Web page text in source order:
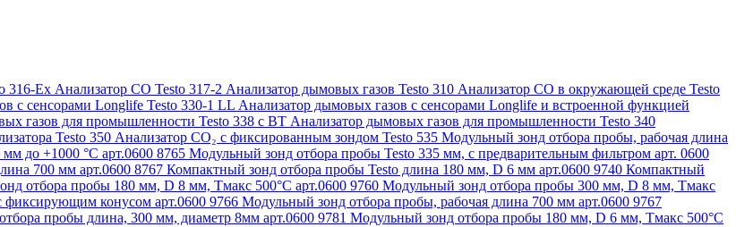
316-Ex Анализатор CO Testo 317-2 Анализатор дымовых газов Testo 310 Анализатор CO в окружающей среде Testo
с сенсорами Longlife Testo 330-1 LL Анализатор дымовых газов с сенсорами Longlife и встроенной функцией
газов для промышленности Testo 338 с BT Анализатор дымовых газов для промышленности Testo 340
Testo 350 Анализатор СО₂ с фиксированным зондом Testo 535 Модульный зонд отбора пробы, рабочая длина
до +1000 °С арт.0600 8765 Модульный зонд отбора пробы Testo 335 мм, с предварительным фильтром арт. 0600
700 мм арт.0600 8767 Компактный зонд отбора пробы Testo длина 180 мм, D 6 мм арт.0600 9740 Компактный
отбора пробы 180 мм, D 8 мм, Tмакс 500°С арт.0600 9760 Модульный зонд отбора пробы 300 мм, D 8 мм, Tмакс
конусом арт.0600 9766 Модульный зонд отбора пробы, рабочая длина 700 мм арт.0600 9767
пробы длина, 300 мм, диаметр 8мм арт.0600 9781 Модульный зонд отбора пробы 180 мм, D 6 мм, Tмакс 500°С